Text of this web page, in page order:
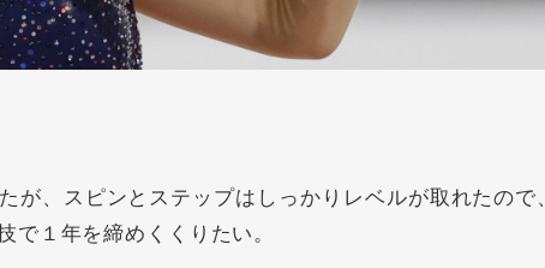
、スピンとステップはしっかりレベルが取れたので、
１年を締めくくりたい。